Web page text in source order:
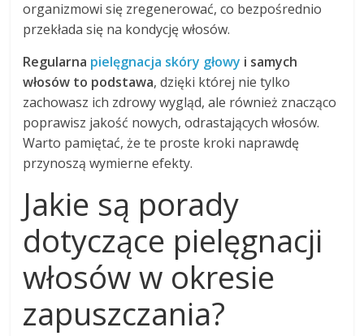
organizmowi się zregenerować, co bezpośrednio
przekłada się na kondycję włosów.
Regularna pielęgnacja skóry głowy i samych
włosów to podstawa, dzięki której nie tylko
zachowasz ich zdrowy wygląd, ale również znacząco
poprawisz jakość nowych, odrastających włosów.
Warto pamiętać, że te proste kroki naprawdę
przynoszą wymierne efekty.
Jakie są porady
dotyczące pielęgnacji
włosów w okresie
zapuszczania?